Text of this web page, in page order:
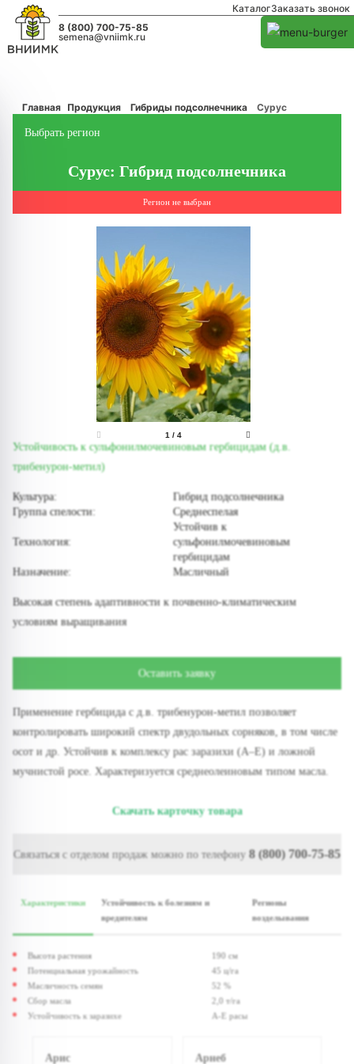
КаталогЗаказать звонок
8 (800) 700-75-85
semena@vniimk.ru
Главная Продукция Гибриды подсолнечника Сурус
Выбрать регион
Сурус: Гибрид подсолнечника
Регион не выбран
1 / 4
Устойчивость к сульфонилмочевиновым гербицидам (д.в.
трибенурон-метил)
Культура:
Гибрид подсолнечника
Группа спелости:
Среднеспелая
Технология:
Устойчив к
сульфонилмочевиновым
гербицидам
Назначение:
Масличный
Высокая степень адаптивности к почвенно-климатическим
условиям выращивания
Оставить заявку
Применение гербицида с д.в. трибенурон-метил позволяет
контролировать широкий спектр двудольных сорняков, в том числе
осот и др. Устойчив к комплексу рас заразихи (А–Е) и ложной
мучнистой росе. Характеризуется среднеолеиновым типом масла.
Скачать карточку товара
Связаться с отделом продаж можно по телефону 8 (800) 700-75-85
Характеристики
Устойчивость к болезням и
вредителям
Регионы
возделывания
Высота растения
190 см
Потенциальная урожайность
45 ц/га
Масличность семян
52 %
Сбор масла
2,0 т/га
Устойчивость к заразихе
A-E расы
Арис Арнеб